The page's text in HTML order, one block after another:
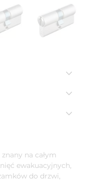
na całym
ewakuacyjnych,
do drzwi,